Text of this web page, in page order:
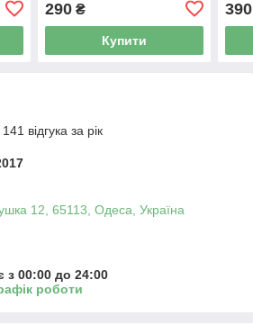
290₴
Купити
390
відгука за рік
12, 65113, Одеса, Україна
з 00:00 до 24:00
роботи